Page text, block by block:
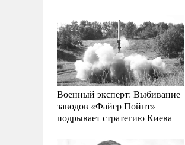
Военный эксперт: Выбивание
заводов «Файер Пойнт»
подрывает стратегию Киева